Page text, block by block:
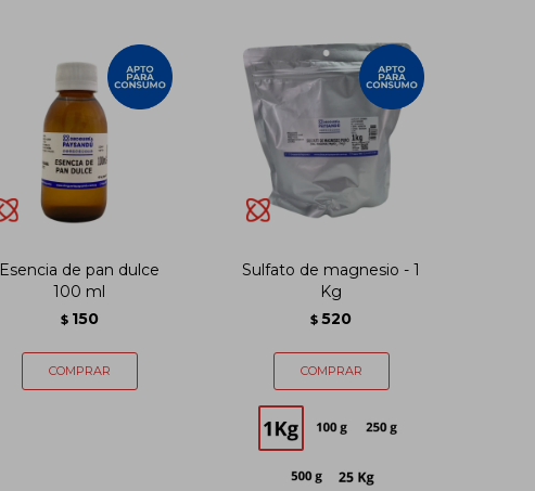
Esencia de pan dulce
100 ml
$ 150
Sulfato de magnesio - 1
Kg
$ 520